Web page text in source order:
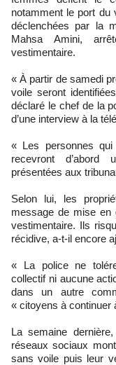
notamment le port du
déclenchées par la
Mahsa Amini,
vestimentaire.
« À partir de samedi
voile seront
déclaré le chef de la
d’une interview à la
« Les personnes
recevront d’abord
présentées aux
Selon lui, les
message de mise en
vestimentaire. Ils
récidive, a-t-il encore
« La police ne
collectif ni aucune
dans un autre
« citoyens à continuer
La semaine
réseaux sociaux
sans voile puis leur